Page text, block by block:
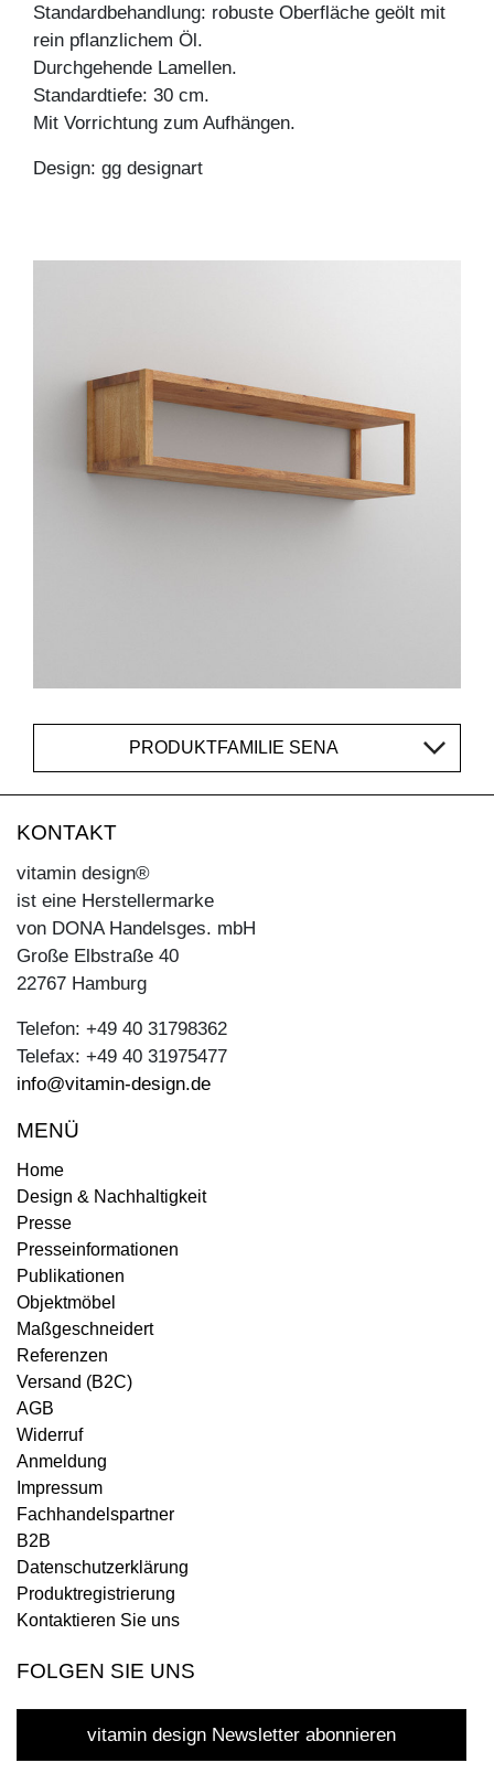
Standardbehandlung: robuste Oberfläche geölt mit
rein pflanzlichem Öl.
Durchgehende Lamellen.
Standardtiefe: 30 cm.
Mit Vorrichtung zum Aufhängen.
Design: gg designart
PRODUKTFAMILIE SENA
KONTAKT
vitamin design®
ist eine Herstellermarke
von DONA Handelsges. mbH
Große Elbstraße 40
22767 Hamburg
Telefon: +49 40 31798362
Telefax: +49 40 31975477
info@vitamin-design.de
MENÜ
Home
Design & Nachhaltigkeit
Presse
Presseinformationen
Publikationen
Objektmöbel
Maßgeschneidert
Referenzen
Versand (B2C)
AGB
Widerruf
Anmeldung
Impressum
Fachhandelspartner
B2B
Datenschutzerklärung
Produktregistrierung
Kontaktieren Sie uns
FOLGEN SIE UNS
vitamin design Newsletter abonnieren